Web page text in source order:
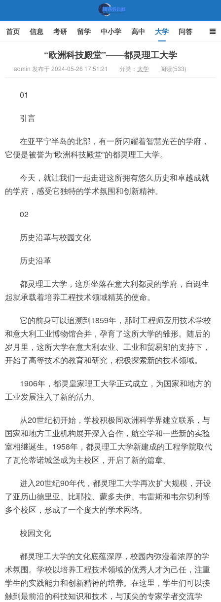
首页 信息 考研 留学 中小学 高中 大学 问答
家庭教育
“欧洲科技殿堂”——都灵理工大学
admin 发布于 2024-05-26 17:51:21 分类： 大学 阅读(533)
01
引言
在亚平宁半岛的北部，有一所闪耀着智慧光芒的学府，
它便是被誉为“欧洲科技殿堂”的都灵理工大学。
今天，就让我们一起走进这所拥有悠久历史和卓越成就
的学府，感受它独特的学术氛围和创新精神。
02
历史沿革与校园文化
历史沿革
都灵理工大学，这所坐落在意大利都灵的学府，自诞生
起就承载着培养工程技术领域精英的使命。
它的前身可以追溯到1859年，那时工程师应用技术学校
和意大利工业博物馆合并，孕育了这所大学的雏形。随后的
岁月里，这所大学在意大利农业、工业和贸易部的支持下，
开始了高等技术的教育和研究，积极探索新的技术领域。
1906年，都灵皇家理工大学正式成立，为国家和地方的
工业发展注入了新的活力。
从20世纪初开始，学校积极同欧洲科学界建立联系，与
国家和地方工业机构展开深入合作，航空学和一些新的实验
室相继诞生。1958年，都灵理工大学新建成的工程学院取代
了瓦伦蒂诺城堡成为主校区，开启了新的篇章。
进入20世纪90年代，都灵理工大学再次扩大规模，开设
了亚历山德里亚、比耶拉、蒙多夫伊、韦雷斯和韦尔切利等
多个校区，形成了一个庞大的学术网络。
校园文化
都灵理工大学的文化底蕴深厚，校园内弥漫着浓厚的学
术氛围。学校以培养工程技术领域的优秀人才为己任，注重
学生的实践能力和创新精神的培养。在这里，学生们可以接
触到最前沿的科技知识和技术，与顶尖的专家学者交流学